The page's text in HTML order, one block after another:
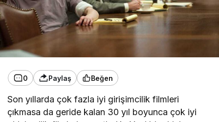
0 Paylaş Beğen
Son yıllarda çok fazla iyi girişimcilik filmleri
çıkmasa da geride kalan 30 yıl boyunca çok iyi